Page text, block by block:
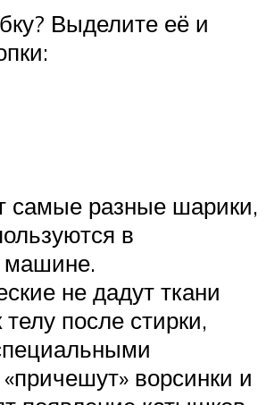
Выделите её и
самые разные шарики,
в
машине.
не дадут ткани
после стирки,
ворсинки и